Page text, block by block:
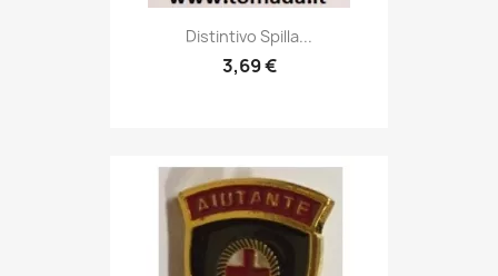
Anteprima
Distintivo Spilla...
3,69 €